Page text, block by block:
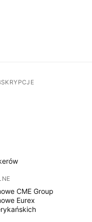
CME Group
Eurex